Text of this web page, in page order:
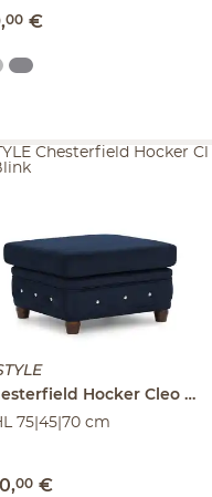
,00 €
Hocker Cleo Blink
75|45|70 cm
,00 €
Chesterfield Hocker Cl